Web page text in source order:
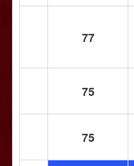
77
75
75